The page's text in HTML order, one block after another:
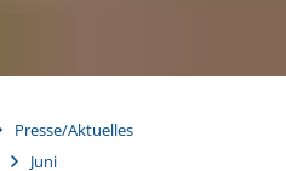
Presse/Aktuelles
Juni